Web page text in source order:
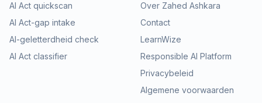
AI Act quickscan
AI Act-gap intake
AI-geletterdheid check
AI Act classifier
Over Zahed Ashkara
Contact
LearnWize
Responsible AI Platform
Privacybeleid
Algemene voorwaarden